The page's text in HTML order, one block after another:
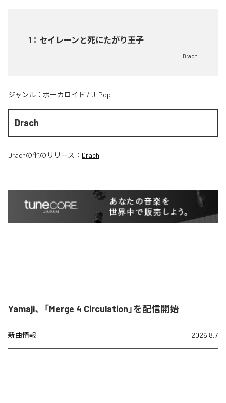
1 ： セイレーンと死にたがり王子
Drach
ジャンル： ボーカロイド / J-Pop
Drach
Drachの他のリリース： Drach
Yamaji、「Merge 4 Circulation」を配信開始
新曲情報 2026.8.7